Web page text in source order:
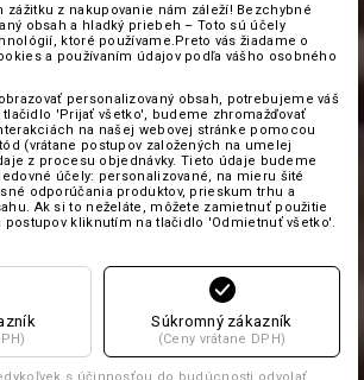
zážitku z nakupovanie nám záleží! Bezchybné
obsah a hladký priebeh – Toto sú účely
ktoré používame.Preto vás žiadame o
a používaním údajov podľa vášho osobného
personalizovaný obsah, potrebujeme váš
tlačidlo 'Prijať všetko', budeme zhromažďovať
na našej webovej stránke pomocou
(vrátane postupov založených na umelej
z procesu objednávky. Tieto údaje budeme
účely: personalizované, na mieru šité
odporúčania produktov, prieskum trhu a
Ak si to neželáte, môžete zamietnuť použitie
kliknutím na tlačidlo 'Odmietnuť všetko'.
Súkromný zákazník
(Ceny vrátane DPH)
s účinnosťou do budúcnosti odvolať